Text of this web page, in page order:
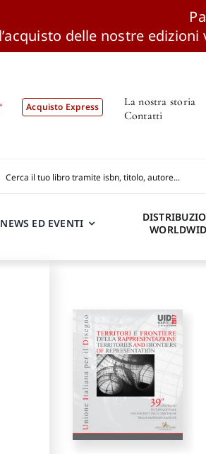
delle nostre
Acquisto Express
La nostra storia
Contatti
NEWS ED EVENTI